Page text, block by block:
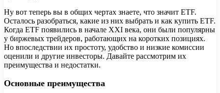
Ну вот теперь вы в общих чертах знаете, что значит ETF.
Осталось разобраться, какие из них выбрать и как купить ETF.
Когда ETF появились в начале XXI века, они были популярны
у биржевых трейдеров, работающих на коротких позициях.
Но впоследствии их простоту, удобство и низкие комиссии
оценили и другие инвесторы. Давайте рассмотрим их
преимущества и недостатки.
Основные преимущества